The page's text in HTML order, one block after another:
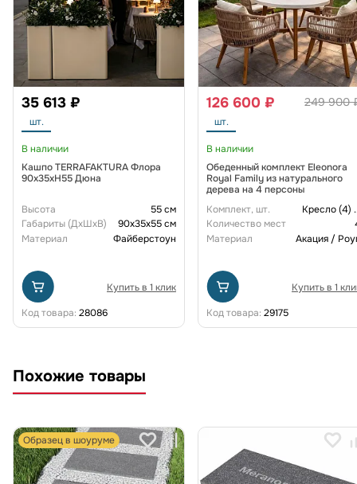
35 613 ₽
шт.
В наличии
Кашпо TERRAFAKTURA Флора
90x35xH55 Дюна
Высота
55 см
Габариты (ДxШxВ)
90x35x55 см
Материал
Файберстоун
Купить в 1 клик
Код товара: 28086
249 900
126 600 ₽
шт.
В наличии
Обеденный комплект Eleonora
Royal Family из натурального
дерева на 4 персоны
Комплект, шт.
Кресло (4)
Количество мест
Материал
Акация /
Купить в 1
Код товара: 29175
Похожие товары
Образец в шоуруме